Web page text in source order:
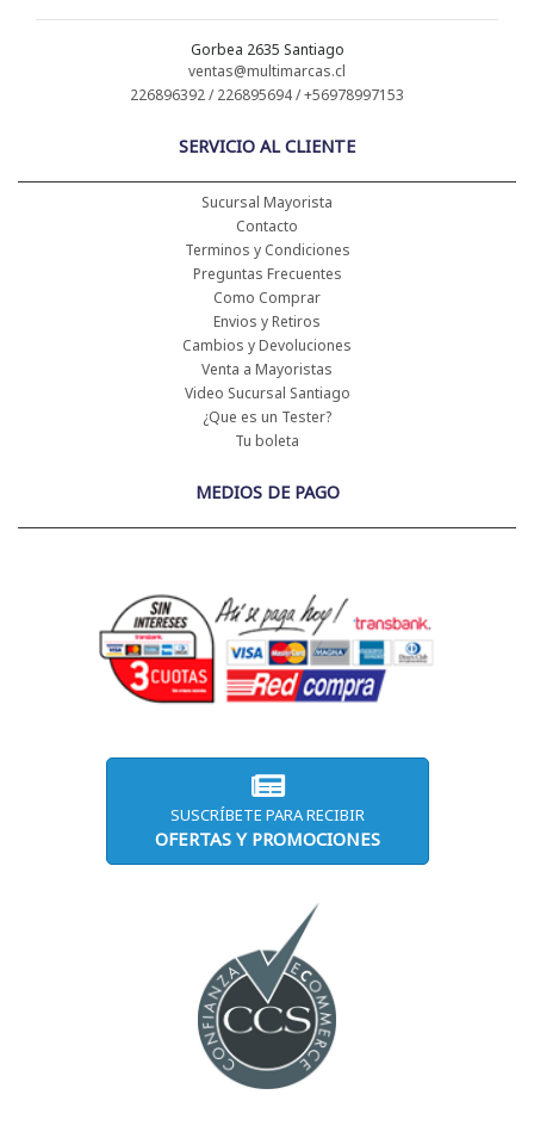
Gorbea 2635 Santiago
ventas@multimarcas.cl
226896392 / 226895694 / +56978997153
SERVICIO AL CLIENTE
Sucursal Mayorista
Contacto
Terminos y Condiciones
Preguntas Frecuentes
Como Comprar
Envios y Retiros
Cambios y Devoluciones
Venta a Mayoristas
Video Sucursal Santiago
¿Que es un Tester?
Tu boleta
MEDIOS DE PAGO
SUSCRÍBETE PARA RECIBIR
OFERTAS Y PROMOCIONES